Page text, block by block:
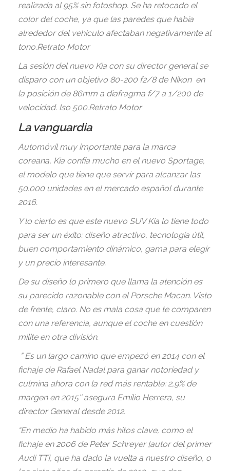
realizada al 95% sin fotoshop. Se ha retocado el
color del coche, ya que las paredes que había
alrededor del vehículo afectaban negativamente al
tono.Retrato Motor
La sesión del nuevo Kia con su director general se
disparo con un objetivo 80-200 f2/8 de Nikon en
la posición de 86mm a diafragma f/7 a 1/200 de
velocidad. Iso 500.Retrato Motor
La vanguardia
Automóvil muy importante para la marca
coreana, Kia confía mucho en el nuevo Sportage,
el modelo que tiene que servir para alcanzar las
50.000 unidades en el mercado español durante
2016.
Y lo cierto es que este nuevo SUV Kia lo tiene todo
para ser un éxito: diseño atractivo, tecnología útil,
buen comportamiento dinámico, gama para elegir
y un precio interesante.
De su diseño lo primero que llama la atención es
su parecido razonable con el Porsche Macan. Visto
de frente, claro. No es mala cosa que te comparen
con una referencia, aunque el coche en cuestión
milite en otra división.
” Es un largo camino que empezó en 2014 con el
fichaje de Rafael Nadal para ganar notoriedad y
culmina ahora con la red más rentable: 2,9% de
margen en 2015″ asegura Emilio Herrera, su
director General desde 2012.
“En medio ha habido más hitos clave, como el
fichaje en 2006 de Peter Schreyer [autor del primer
Audi TT], que ha dado la vuelta a nuestro diseño, o